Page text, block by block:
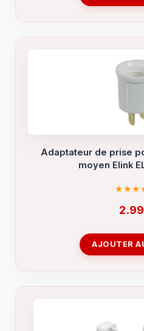
Adaptateur de prise
moyen Elink
2.99
AJOUTER